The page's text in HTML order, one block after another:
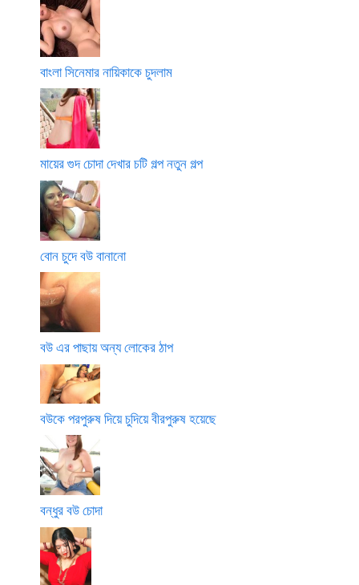
বাংলা সিনেমার নায়িকাকে চুদলাম
মায়ের গুদ চোদা দেখার চটি গল্প নতুন গল্প
বোন চুদে বউ বানানো
বউ এর পাছায় অন্য লোকের ঠাপ
বউকে পরপুরুষ দিয়ে চুদিয়ে বীরপুরুষ হয়েছে
বন্ধুর বউ চোদা